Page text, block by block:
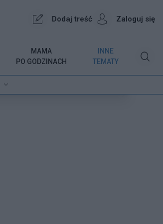
Dodaj treść Zaloguj się
MAMA
PO GODZINACH
INNE
TEMATY